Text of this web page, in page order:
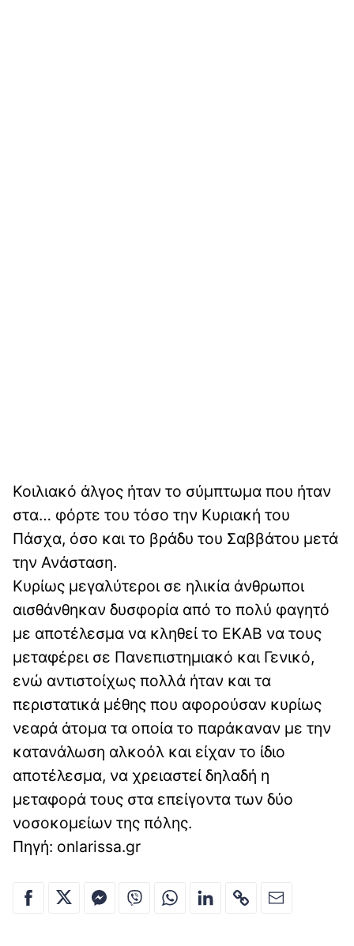
Κοιλιακό άλγος ήταν το σύμπτωμα που ήταν
στα… φόρτε του τόσο την Κυριακή του
Πάσχα, όσο και το βράδυ του Σαββάτου μετά
την Ανάσταση.
Κυρίως μεγαλύτεροι σε ηλικία άνθρωποι
αισθάνθηκαν δυσφορία από το πολύ φαγητό
με αποτέλεσμα να κληθεί το ΕΚΑΒ να τους
μεταφέρει σε Πανεπιστημιακό και Γενικό,
ενώ αντιστοίχως πολλά ήταν και τα
περιστατικά μέθης που αφορούσαν κυρίως
νεαρά άτομα τα οποία το παράκαναν με την
κατανάλωση αλκοόλ και είχαν το ίδιο
αποτέλεσμα, να χρειαστεί δηλαδή η
μεταφορά τους στα επείγοντα των δύο
νοσοκομείων της πόλης.
Πηγή: onlarissa.gr